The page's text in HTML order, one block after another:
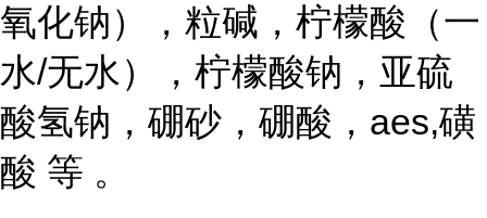
氧化钠），粒碱，柠檬酸（一
水/无水），柠檬酸钠，亚硫
酸氢钠，硼砂，硼酸，aes,磺
酸 等 。